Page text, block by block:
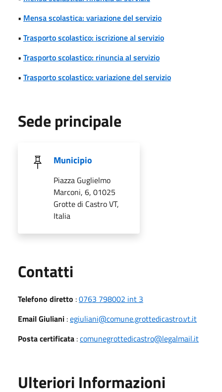
• Mensa scolastica: variazione del servizio
• Trasporto scolastico: iscrizione al servizio
• Trasporto scolastico: rinuncia al servizio
• Trasporto scolastico: variazione del servizio
Sede principale
Municipio
Piazza Guglielmo
Marconi, 6, 01025
Grotte di Castro VT,
Italia
Contatti
Telefono diretto :0763 798002 int 3
Email Giuliani :egiuliani@comune.grottedicastro.vt.it
Posta certificata :comunegrottedicastro@legalmail.it
Ulteriori Informazioni